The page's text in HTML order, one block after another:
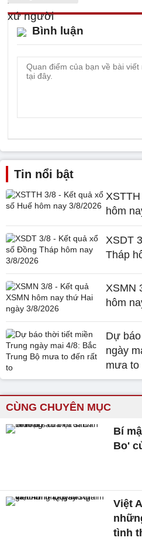
Bình luận
Tin nổi bật
hôm
XSDT
Tháp
XSMN
hôm
Dự
ngày
mưa to
CÙNG CHUYÊN MỤC
Bí
Bo'
Việt
tình